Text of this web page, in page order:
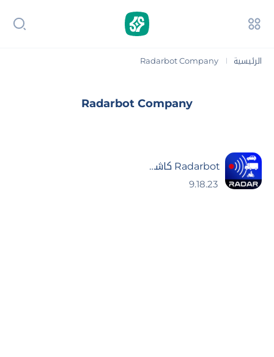
الرئيسية |
Radarbot Company‏
Radarbot Company‏
Radarbot كاشف الرادارات (ساهر)